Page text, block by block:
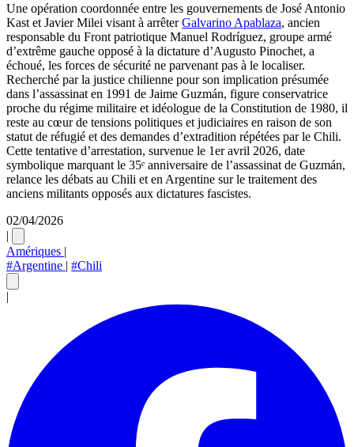
Une opération coordonnée entre les gouvernements de José Antonio
Kast et Javier Milei visant à arrêterGalvarino Apablaza, ancien
responsable du Front patriotique Manuel Rodríguez, groupe armé
d’extrême gauche opposé à la dictature d’Augusto Pinochet, a
échoué, les forces de sécurité ne parvenant pas à le localiser.
Recherché par la justice chilienne pour son implication présumée
dans l’assassinat en 1991 de Jaime Guzmán, figure conservatrice
proche du régime militaire et idéologue de la Constitution de 1980, il
reste au cœur de tensions politiques et judiciaires en raison de son
statut de réfugié et des demandes d’extradition répétées par le Chili.
Cette tentative d’arrestation, survenue le 1er avril 2026, date
symbolique marquant le 35ᵉ anniversaire de l’assassinat de Guzmán,
relance les débats au Chili et en Argentine sur le traitement des
anciens militants opposés aux dictatures fascistes.
02/04/2026
|
Amériques |
#Argentine | #Chili
|